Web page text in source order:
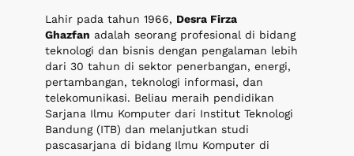
Lahir pada tahun 1966, Desra Firza
Ghazfan adalah seorang profesional di bidang
teknologi dan bisnis dengan pengalaman lebih
dari 30 tahun di sektor penerbangan, energi,
pertambangan, teknologi informasi, dan
telekomunikasi. Beliau meraih pendidikan
Sarjana Ilmu Komputer dari Institut Teknologi
Bandung (ITB) dan melanjutkan studi
pascasarjana di bidang Ilmu Komputer di